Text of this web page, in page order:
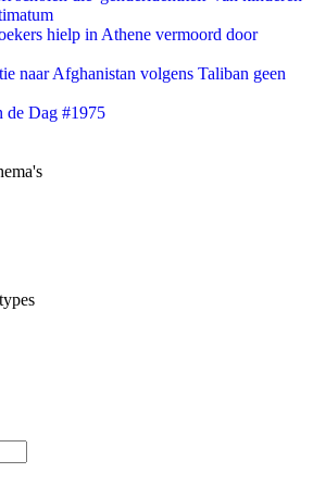
hielp in Athene vermoord door
naar Afghanistan volgens Taliban geen
de Dag #1975